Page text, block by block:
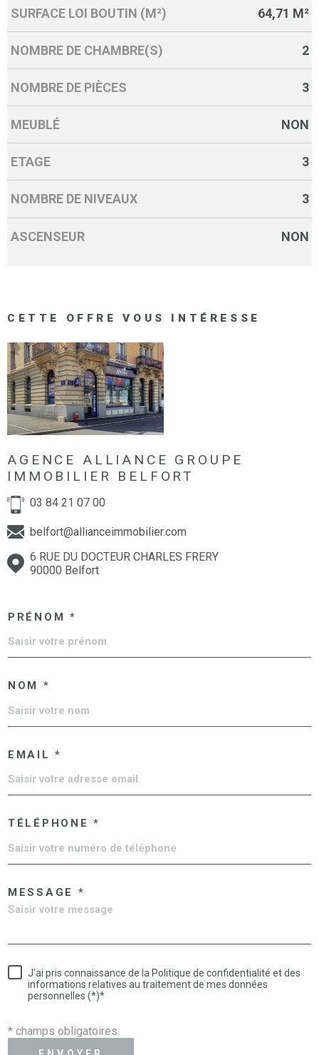
SURFACE LOI BOUTIN (M²) 64,71 M²
NOMBRE DE CHAMBRE(S) 2
NOMBRE DE PIÈCES 3
MEUBLÉ NON
ETAGE 3
NOMBRE DE NIVEAUX 3
ASCENSEUR NON
CETTE OFFRE VOUS INTÉRESSE
AGENCE ALLIANCE GROUPE
IMMOBILIER BELFORT
03 84 21 07 00
belfort@allianceimmobilier.com
6 RUE DU DOCTEUR CHARLES FRERY
90000 Belfort
PRÉNOM *
NOM *
EMAIL *
TÉLÉPHONE *
MESSAGE *
J'ai pris connaissance de la Politique de confidentialité et des
informations relatives au traitement de mes données
personnelles (*)*
* champs obligatoires